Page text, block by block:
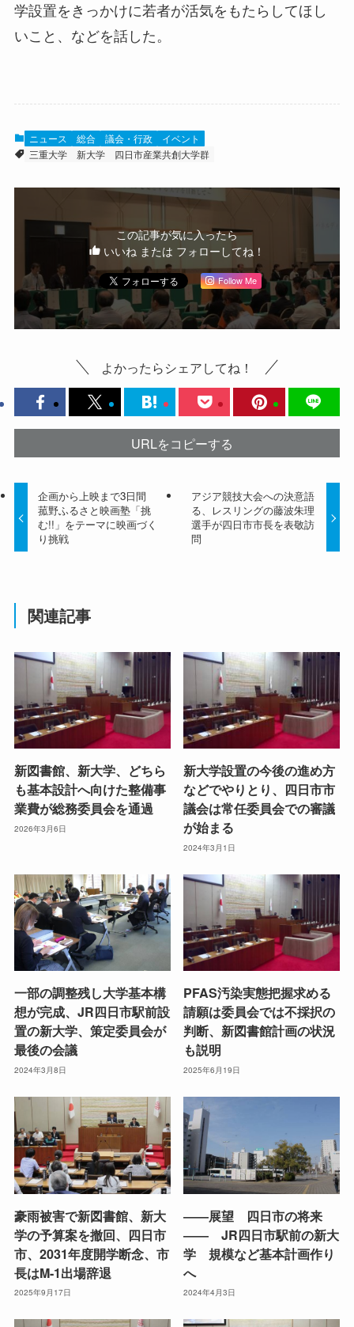
学設置をきっかけに若者が活気をもたらしてほし
いこと、などを話した。
ニュース 総合 議会・行政
イベント
三重大学
新大学 四日市産業共創大学群
この記事が気に入ったら
いいね または フォローしてね！
Follow Me
よかったらシェアしてね！
URLをコピーする
企画から上映まで3日間
菰野ふるさと映画塾「挑
む!!」をテーマに映画づく
り挑戦
アジア競技大会への決意語
る、レスリングの藤波朱理
選手が四日市市長を表敬訪
問
関連記事
新図書館、新大学、どちら
も基本設計へ向けた整備事
業費が総務委員会を通過
2026年3月6日
新大学設置の今後の進め方
などでやりとり、四日市市
議会は常任委員会での審議
が始まる
2024年3月1日
一部の調整残し大学基本構
想が完成、JR四日市駅前設
置の新大学、策定委員会が
最後の会議
2024年3月8日
PFAS汚染実態把握求める
請願は委員会では不採択の
判断、新図書館計画の状況
も説明
2025年6月19日
豪雨被害で新図書館、新大
学の予算案を撤回、四日市
市、2031年度開学断念、市
長はM-1出場辞退
2025年9月17日
――展望 四日市の将来
―― JR四日市駅前の新大
学 規模など基本計画作り
へ
2024年4月3日